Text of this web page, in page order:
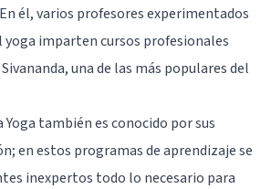
él, varios profesores experimentados
yoga imparten cursos profesionales
una de las más populares del
Yoga también es conocido por sus
en estos programas de aprendizaje se
inexpertos todo lo necesario para